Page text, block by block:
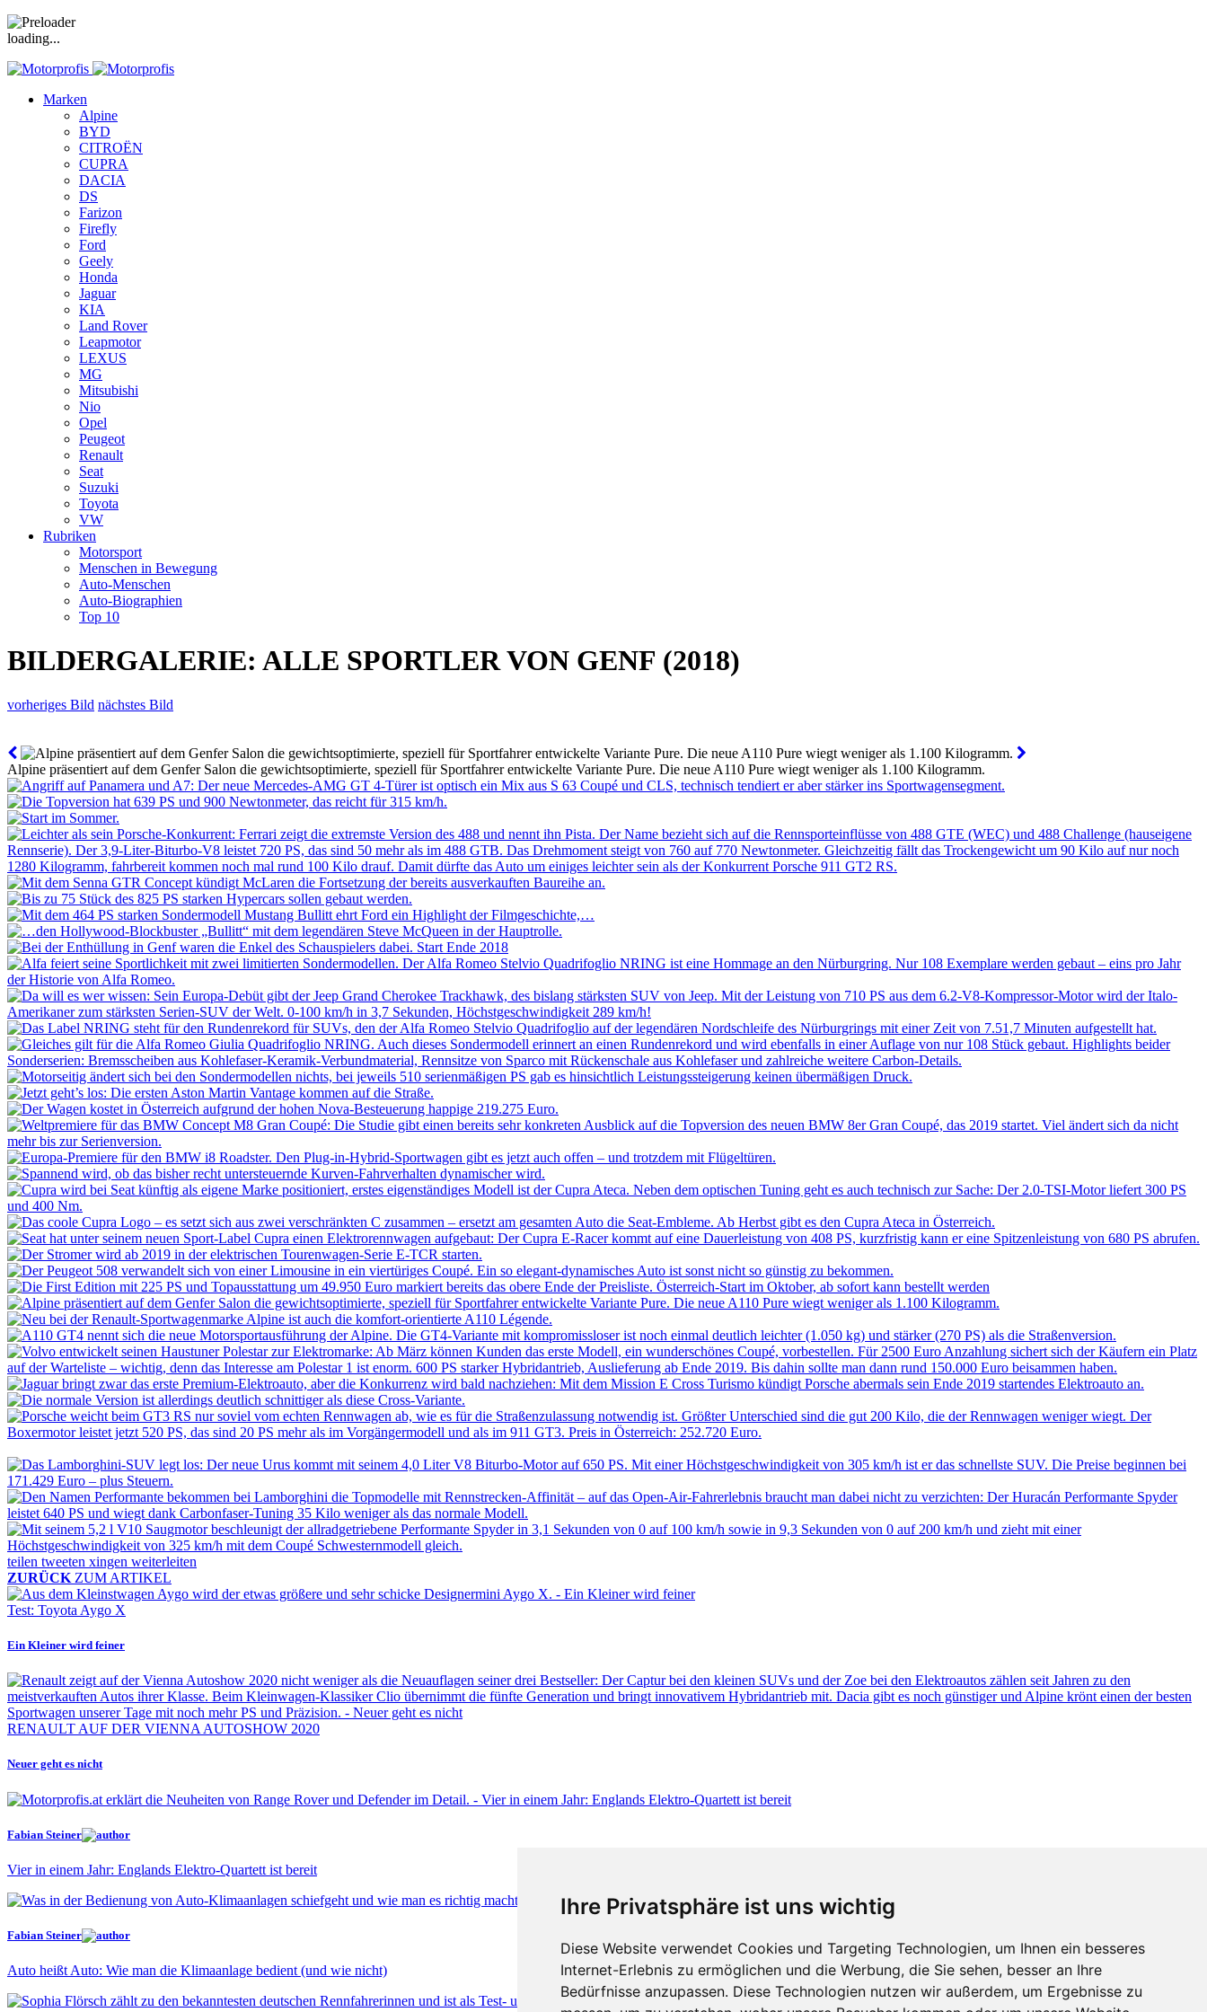
Ihre Privatsphäre ist uns wichtig
Diese Website verwendet Cookies und Targeting Technologien, um Ihnen ein besseres
Internet-Erlebnis zu ermöglichen und die Werbung, die Sie sehen, besser an Ihre
Bedürfnisse anzupassen. Diese Technologien nutzen wir außerdem, um Ergebnisse zu
loading...
Marken
Alpine
BYD
CITROËN
CUPRA
DACIA
DS
Farizon
Firefly
Ford
Geely
Honda
Jaguar
KIA
Land Rover
Leapmotor
LEXUS
MG
Mitsubishi
Nio
Opel
Peugeot
Renault
Seat
Suzuki
Toyota
VW
Rubriken
Motorsport
Menschen in Bewegung
Auto-Menschen
Auto-Biographien
Top 10
BILDERGALERIE: ALLE SPORTLER VON GENF (2018)
vorheriges Bild nächstes Bild
Alpine präsentiert auf dem Genfer Salon die gewichtsoptimierte, speziell für Sportfahrer entwickelte Variante Pure. Die neue A110 Pure wiegt weniger als 1.100 Kilogramm.
teilen tweeten xingen weiterleiten
ZURÜCK ZUM ARTIKEL
Test: Toyota Aygo X
Ein Kleiner wird feiner
RENAULT AUF DER VIENNA AUTOSHOW 2020
Neuer geht es nicht
Fabian Steiner
Vier in einem Jahr: Englands Elektro-Quartett ist bereit
Fabian Steiner
Auto heißt Auto: Wie man die Klimaanlage bedient (und wie nicht)